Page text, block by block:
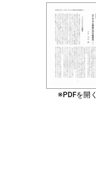
※PDFを開く